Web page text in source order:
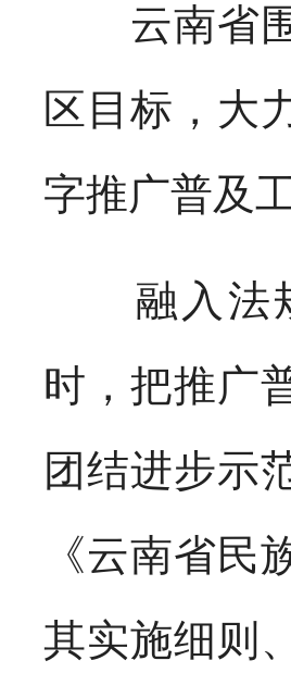
云南省围
区目标，大
字推广普及
融入法规
时，把推广
团结进步示
《云南省
其实施细则